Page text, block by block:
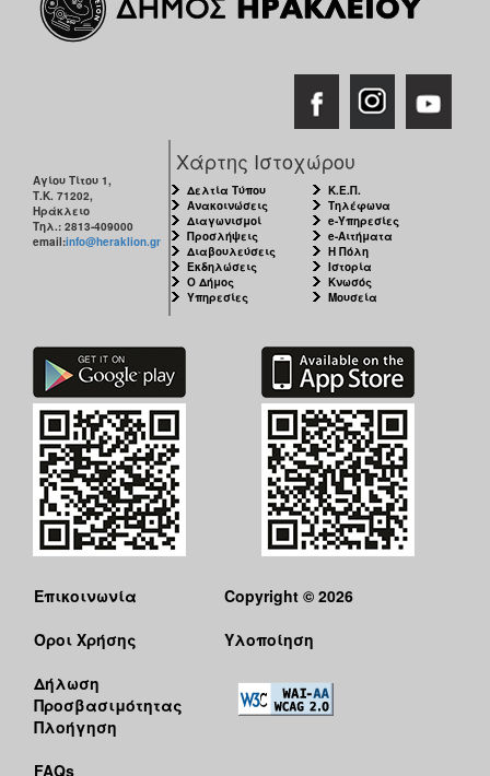
Αγίου Τίτου 1,
Τ.Κ. 71202,
Ηράκλειο
Τηλ.: 2813-409000
email:info@heraklion.gr
Χάρτης Ιστοχώρου
Δελτία Τύπου
Ανακοινώσεις
Διαγωνισμοί
Προσλήψεις
Διαβουλεύσεις
Εκδηλώσεις
Ο Δήμος
Υπηρεσίες
Κ.Ε.Π.
Τηλέφωνα
e-Υπηρεσίες
e-Αιτήματα
Η Πόλη
Ιστορία
Κνωσός
Μουσεία
Επικοινωνία
Όροι Χρήσης
Δήλωση
Προσβασιμότητας
Πλοήγηση
FAQs
Copyright © 2026
Υλοποίηση